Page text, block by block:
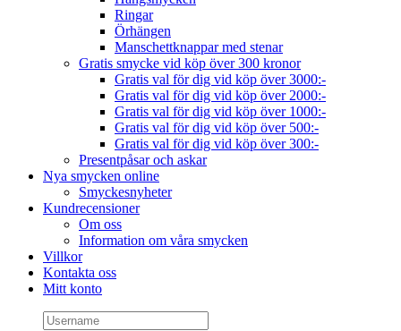
Ringar
Örhängen
Manschettknappar med stenar
Gratis smycke vid köp över 300 kronor
Gratis val för dig vid köp över 3000:-
Gratis val för dig vid köp över 2000:-
Gratis val för dig vid köp över 1000:-
Gratis val för dig vid köp över 500:-
Gratis val för dig vid köp över 300:-
Presentpåsar och askar
Nya smycken online
Smyckesnyheter
Kundrecensioner
Om oss
Information om våra smycken
Villkor
Kontakta oss
Mitt konto